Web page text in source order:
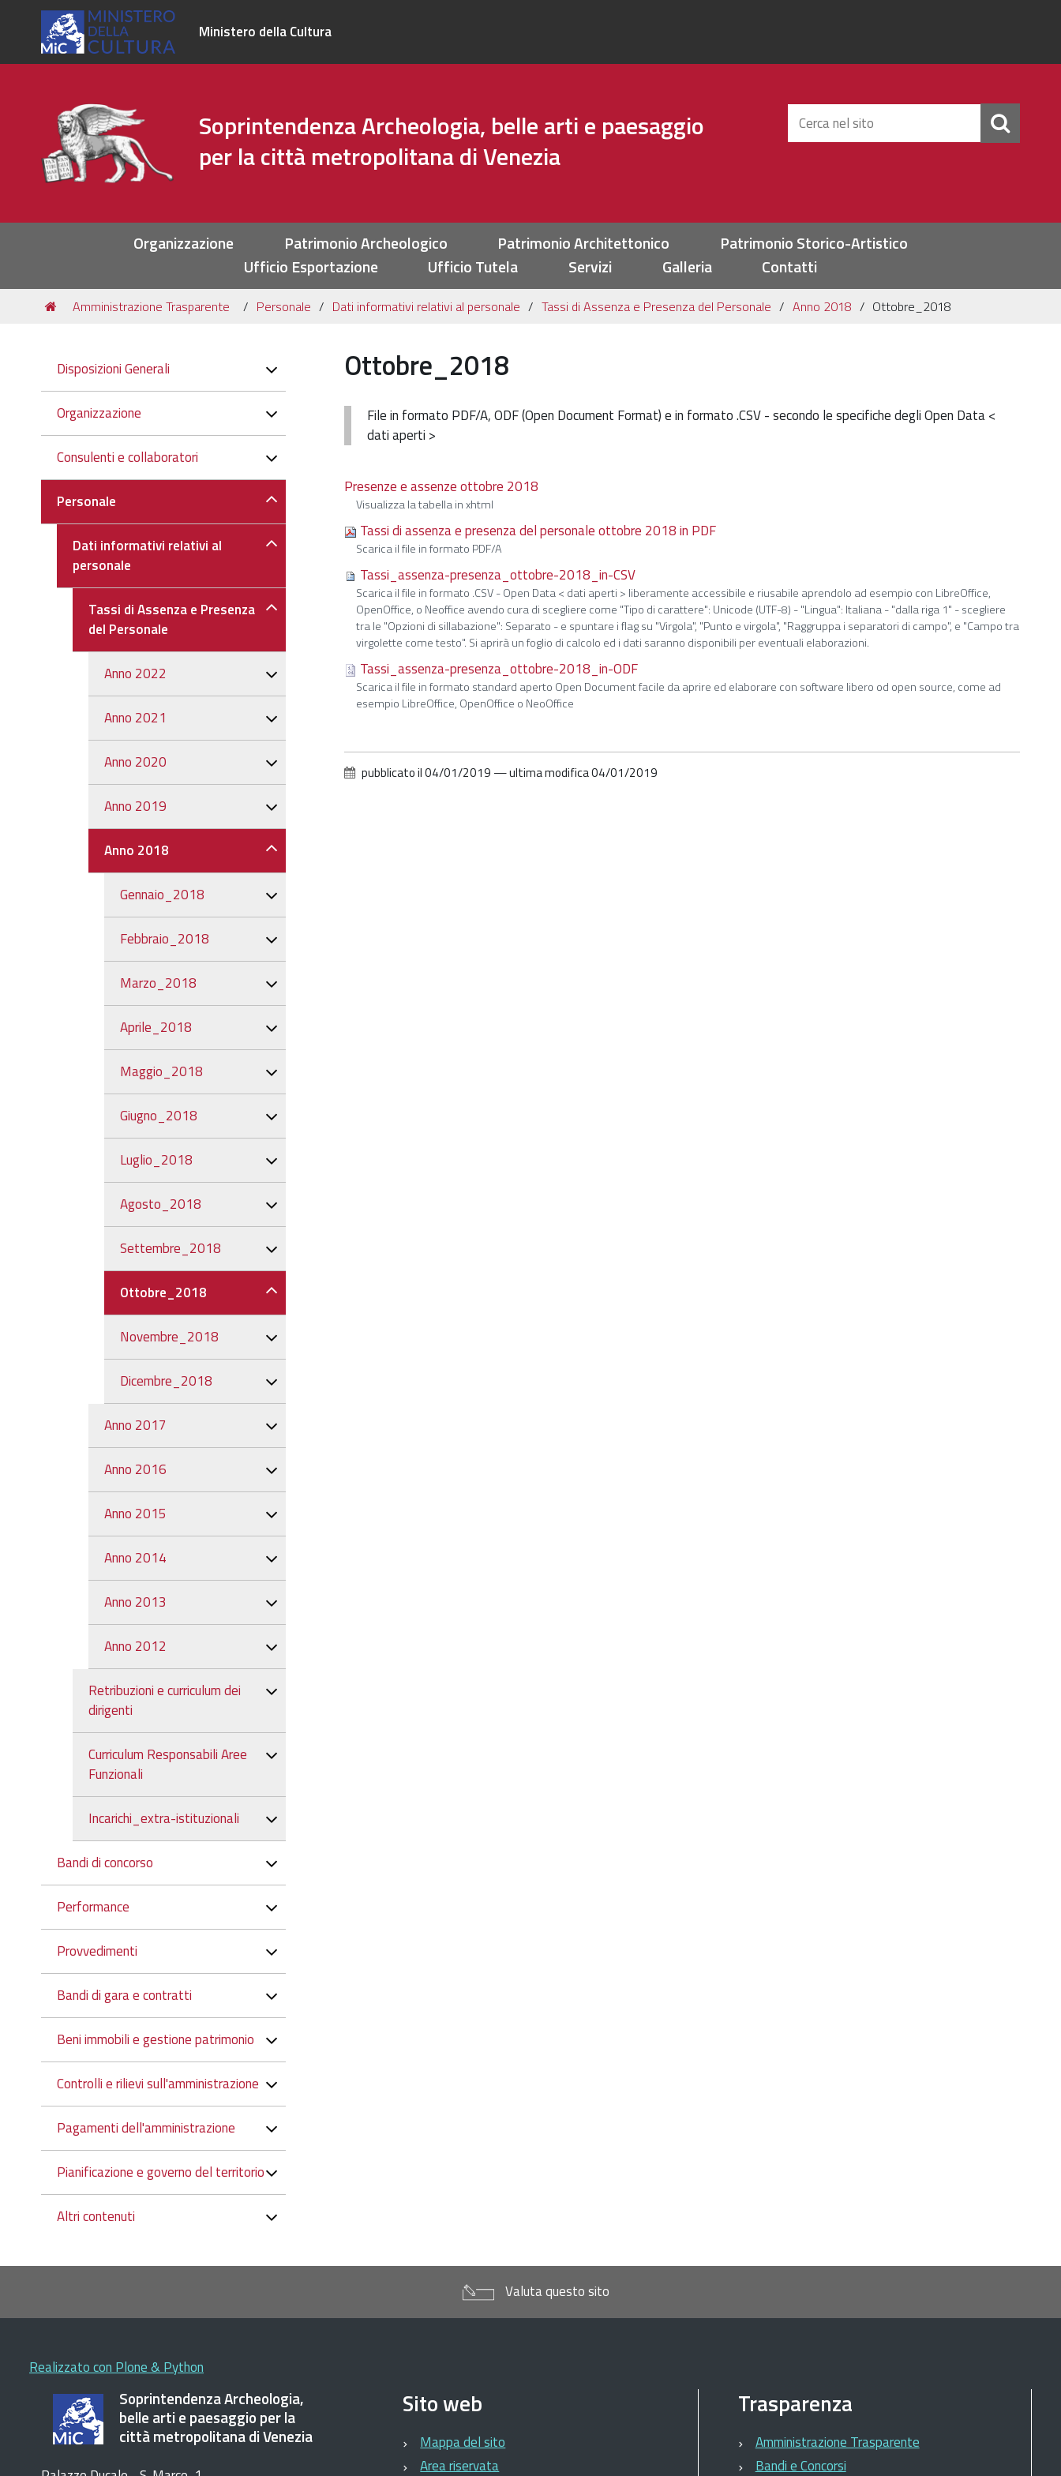
Ministero della Cultura
Soprintendenza Archeologia, belle arti e paesaggio
per la città metropolitana di Venezia
Cerca
nel
Organizzazione Patrimonio Archeologico Patrimonio Architettonico
Patrimonio Storico-Artistico
Ufficio Esportazione
Ufficio Tutela Servizi Galleria Contatti
Tu
sei
Amministrazione Trasparente Personale Dati informativi relativi al personale Tassi di Assenza e Presenza del Personale Anno 2018 Ottobre_2018
Ottobre_2018
File in formato PDF/A, ODF (Open Document Format) e in formato .CSV - secondo le specifiche degli Open Data <
dati aperti >
Presenze e assenze ottobre 2018
Visualizza la tabella in xhtml
Tassi di assenza e presenza del personale ottobre 2018 in PDF
Scarica il file in formato PDF/A
Tassi_assenza-presenza_ottobre-2018_in-CSV
Scarica il file in formato .CSV - Open Data < dati aperti > liberamente accessibile e riusabile aprendolo ad esempio con LibreOffice,
OpenOffice, o Neoffice avendo cura di scegliere come "Tipo di carattere": Unicode (UTF-8) - "Lingua": Italiana - "dalla riga 1" - scegliere
tra le "Opzioni di sillabazione": Separato - e spuntare i flag su "Virgola", "Punto e virgola", "Raggruppa i separatori di campo", e "Campo tra
virgolette come testo". Si aprirà un foglio di calcolo ed i dati saranno disponibili per eventuali elaborazioni.
Tassi_assenza-presenza_ottobre-2018_in-ODF
Scarica il file in formato standard aperto Open Document facile da aprire ed elaborare con software libero od open source, come ad
esempio LibreOffice, OpenOffice o NeoOffice
pubblicato il04/01/2019 —ultima modifica04/01/2019
Navigazione
Disposizioni Generali
Organizzazione
Consulenti e collaboratori
Personale
Dati informativi relativi al
personale
Tassi di Assenza e Presenza
del Personale
Anno 2022
Anno 2021
Anno 2020
Anno 2019
Anno 2018
Gennaio_2018
Febbraio_2018
Marzo_2018
Aprile_2018
Maggio_2018
Giugno_2018
Luglio_2018
Agosto_2018
Settembre_2018
Ottobre_2018
Novembre_2018
Dicembre_2018
Anno 2017
Anno 2016
Anno 2015
Anno 2014
Anno 2013
Anno 2012
Retribuzioni e curriculum dei
dirigenti
Curriculum Responsabili Aree
Funzionali
Incarichi_extra-istituzionali
Bandi di concorso
Performance
Provvedimenti
Bandi di gara e contratti
Beni immobili e gestione patrimonio
Controlli e rilievi sull'amministrazione
Pagamenti dell'amministrazione
Pianificazione e governo del territorio
Altri contenuti
Valuta questo sito
Realizzato con Plone & Python
Soprintendenza Archeologia,
belle arti e paesaggio per la
città metropolitana di Venezia
Sito web
Mappa del sito
Area riservata
Trasparenza
Amministrazione Trasparente
Bandi e Concorsi